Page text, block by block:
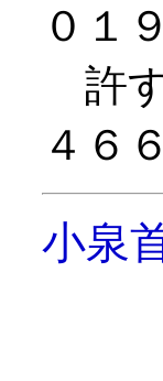
０１
許
４６
小泉
李